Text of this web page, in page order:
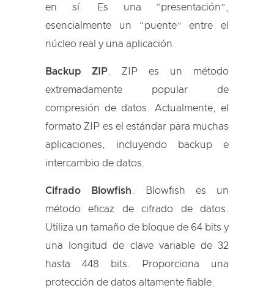
en sí. Es una “presentación”,
esencialmente un “puente” entre el
núcleo real y una aplicación.
Backup ZIP . ZIP es un método
extremadamente popular de
compresión de datos. Actualmente, el
formato ZIP es el estándar para muchas
aplicaciones, incluyendo backup e
intercambio de datos.
Cifrado Blowfish . Blowfish es un
método eficaz de cifrado de datos.
Utiliza un tamaño de bloque de 64 bits y
una longitud de clave variable de 32
hasta 448 bits. Proporciona una
protección de datos altamente fiable.